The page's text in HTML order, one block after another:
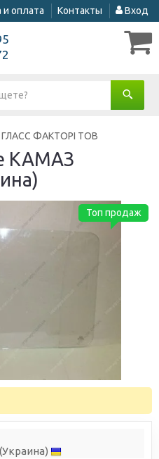
и оплата Контакты Вход
ФАКТОРІ ТОВ
КАМАЗ
Топ продаж
(Украина)